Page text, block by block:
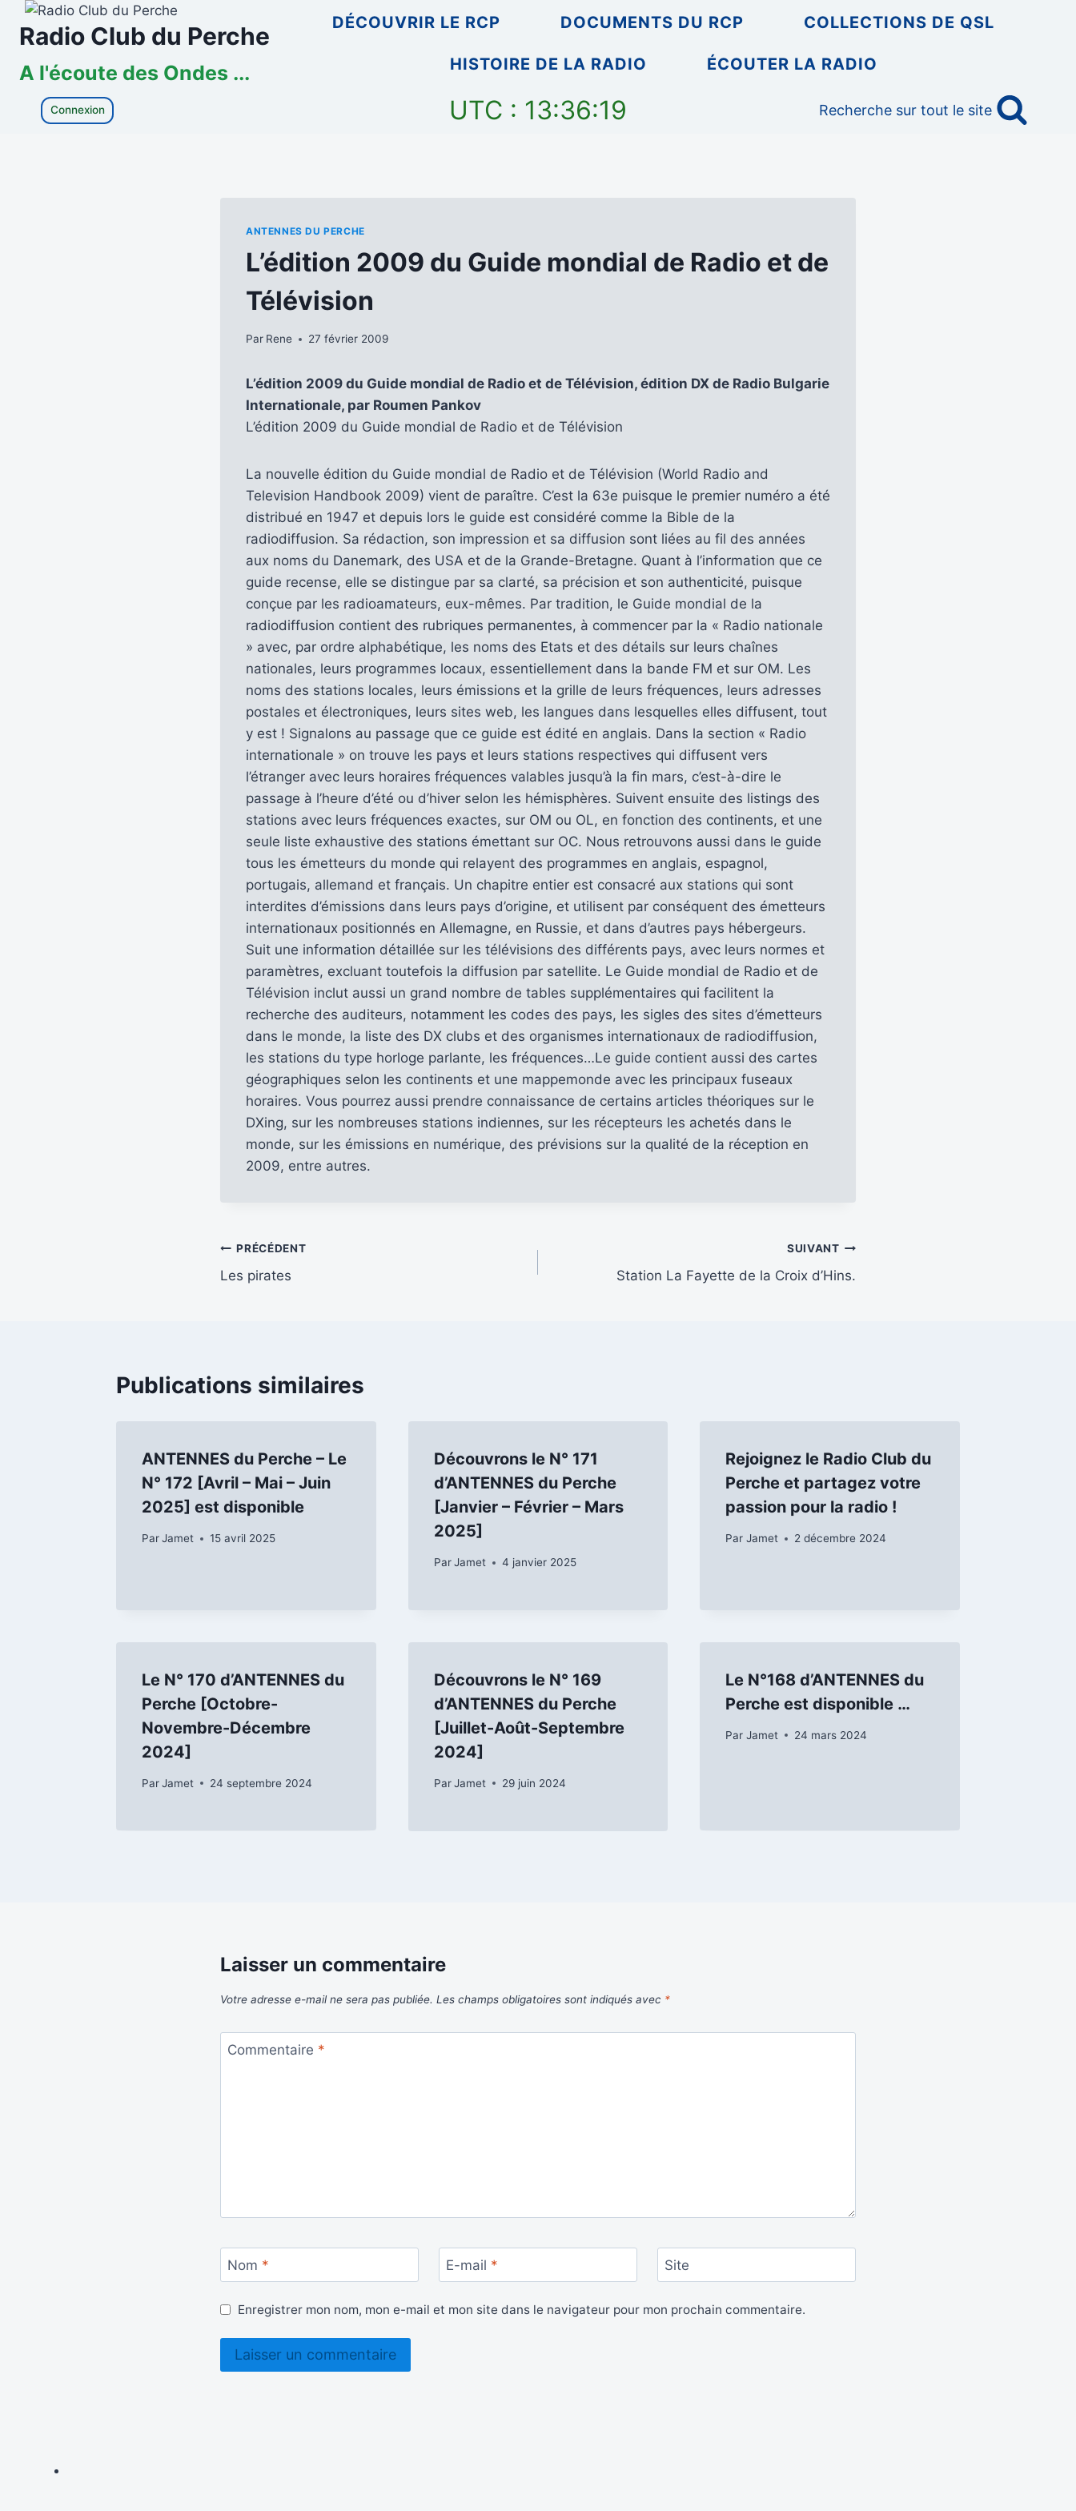
Aller
Radio Club du Perche
A l'écoute des Ondes ...
DÉCOUVRIR LE RCP DOCUMENTS DU RCP COLLECTIONS DE QSL
HISTOIRE DE LA RADIO ÉCOUTER LA RADIO
Connexion UTC : 13:36:20 Recherche sur tout le site
ANTENNES DU PERCHE
L’édition 2009 du Guide mondial de Radio et de
Télévision
Par Rene 27 février 2009
L’édition 2009 du Guide mondial de Radio et de Télévision, édition DX de Radio Bulgarie
Internationale, par Roumen Pankov
L’édition 2009 du Guide mondial de Radio et de Télévision
La nouvelle édition du Guide mondial de Radio et de Télévision (World Radio and
Television Handbook 2009) vient de paraître. C’est la 63e puisque le premier numéro a été
distribué en 1947 et depuis lors le guide est considéré comme la Bible de la
radiodiffusion. Sa rédaction, son impression et sa diffusion sont liées au fil des années
aux noms du Danemark, des USA et de la Grande-Bretagne. Quant à l’information que ce
guide recense, elle se distingue par sa clarté, sa précision et son authenticité, puisque
conçue par les radioamateurs, eux-mêmes. Par tradition, le Guide mondial de la
radiodiffusion contient des rubriques permanentes, à commencer par la « Radio nationale
» avec, par ordre alphabétique, les noms des Etats et des détails sur leurs chaînes
nationales, leurs programmes locaux, essentiellement dans la bande FM et sur OM. Les
noms des stations locales, leurs émissions et la grille de leurs fréquences, leurs adresses
postales et électroniques, leurs sites web, les langues dans lesquelles elles diffusent, tout
y est ! Signalons au passage que ce guide est édité en anglais. Dans la section « Radio
internationale » on trouve les pays et leurs stations respectives qui diffusent vers
l’étranger avec leurs horaires fréquences valables jusqu’à la fin mars, c’est-à-dire le
passage à l’heure d’été ou d’hiver selon les hémisphères. Suivent ensuite des listings des
stations avec leurs fréquences exactes, sur OM ou OL, en fonction des continents, et une
seule liste exhaustive des stations émettant sur OC. Nous retrouvons aussi dans le guide
tous les émetteurs du monde qui relayent des programmes en anglais, espagnol,
portugais, allemand et français. Un chapitre entier est consacré aux stations qui sont
interdites d’émissions dans leurs pays d’origine, et utilisent par conséquent des émetteurs
internationaux positionnés en Allemagne, en Russie, et dans d’autres pays hébergeurs.
Suit une information détaillée sur les télévisions des différents pays, avec leurs normes et
paramètres, excluant toutefois la diffusion par satellite. Le Guide mondial de Radio et de
Télévision inclut aussi un grand nombre de tables supplémentaires qui facilitent la
recherche des auditeurs, notamment les codes des pays, les sigles des sites d’émetteurs
dans le monde, la liste des DX clubs et des organismes internationaux de radiodiffusion,
les stations du type horloge parlante, les fréquences…Le guide contient aussi des cartes
géographiques selon les continents et une mappemonde avec les principaux fuseaux
horaires. Vous pourrez aussi prendre connaissance de certains articles théoriques sur le
DXing, sur les nombreuses stations indiennes, sur les récepteurs les achetés dans le
monde, sur les émissions en numérique, des prévisions sur la qualité de la réception en
2009, entre autres.
Navigation
de
PRÉCÉDENT
Les pirates
SUIVANT
Station La Fayette de la Croix d’Hins.
Publications similaires
ANTENNES du Perche – Le
N° 172 [Avril – Mai – Juin
2025] est disponible
ParJamet 15 avril 2025
Découvrons le N° 171
d’ANTENNES du Perche
[Janvier – Février – Mars
2025]
Par Jamet 4 janvier 2025
Rejoignez le Radio Club du
Perche et partagez votre
passion pour la radio !
Par Jamet 2 décembre 2024
Le N° 170 d’ANTENNES du
Perche [Octobre-
Novembre-Décembre
2024]
ParJamet 24 septembre 2024
Découvrons le N° 169
d’ANTENNES du Perche
[Juillet-Août-Septembre
2024]
Par Jamet 29 juin 2024
Le N°168 d’ANTENNES du
Perche est disponible …
Par Jamet 24 mars 2024
Laisser un commentaire
Votre adresse e-mail ne sera pas publiée. Les champs obligatoires sont indiqués avec *
Commentaire *
Nom * E-mail * Site
Enregistrer mon nom, mon e-mail et mon site dans le navigateur pour mon prochain commentaire.